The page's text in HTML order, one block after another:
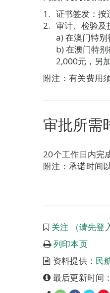
证书签发：按
审计、检验及
a) 在澳门特
b) 在澳门特
2,000元，另
附注：有关费用
审批所需
20个工作日内完
附注：承诺时间
关注 （请先登
列印本页
资料提供： 民
最后更新时间